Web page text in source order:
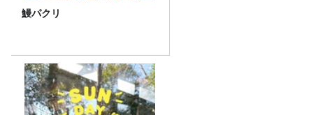
鰻パクリ